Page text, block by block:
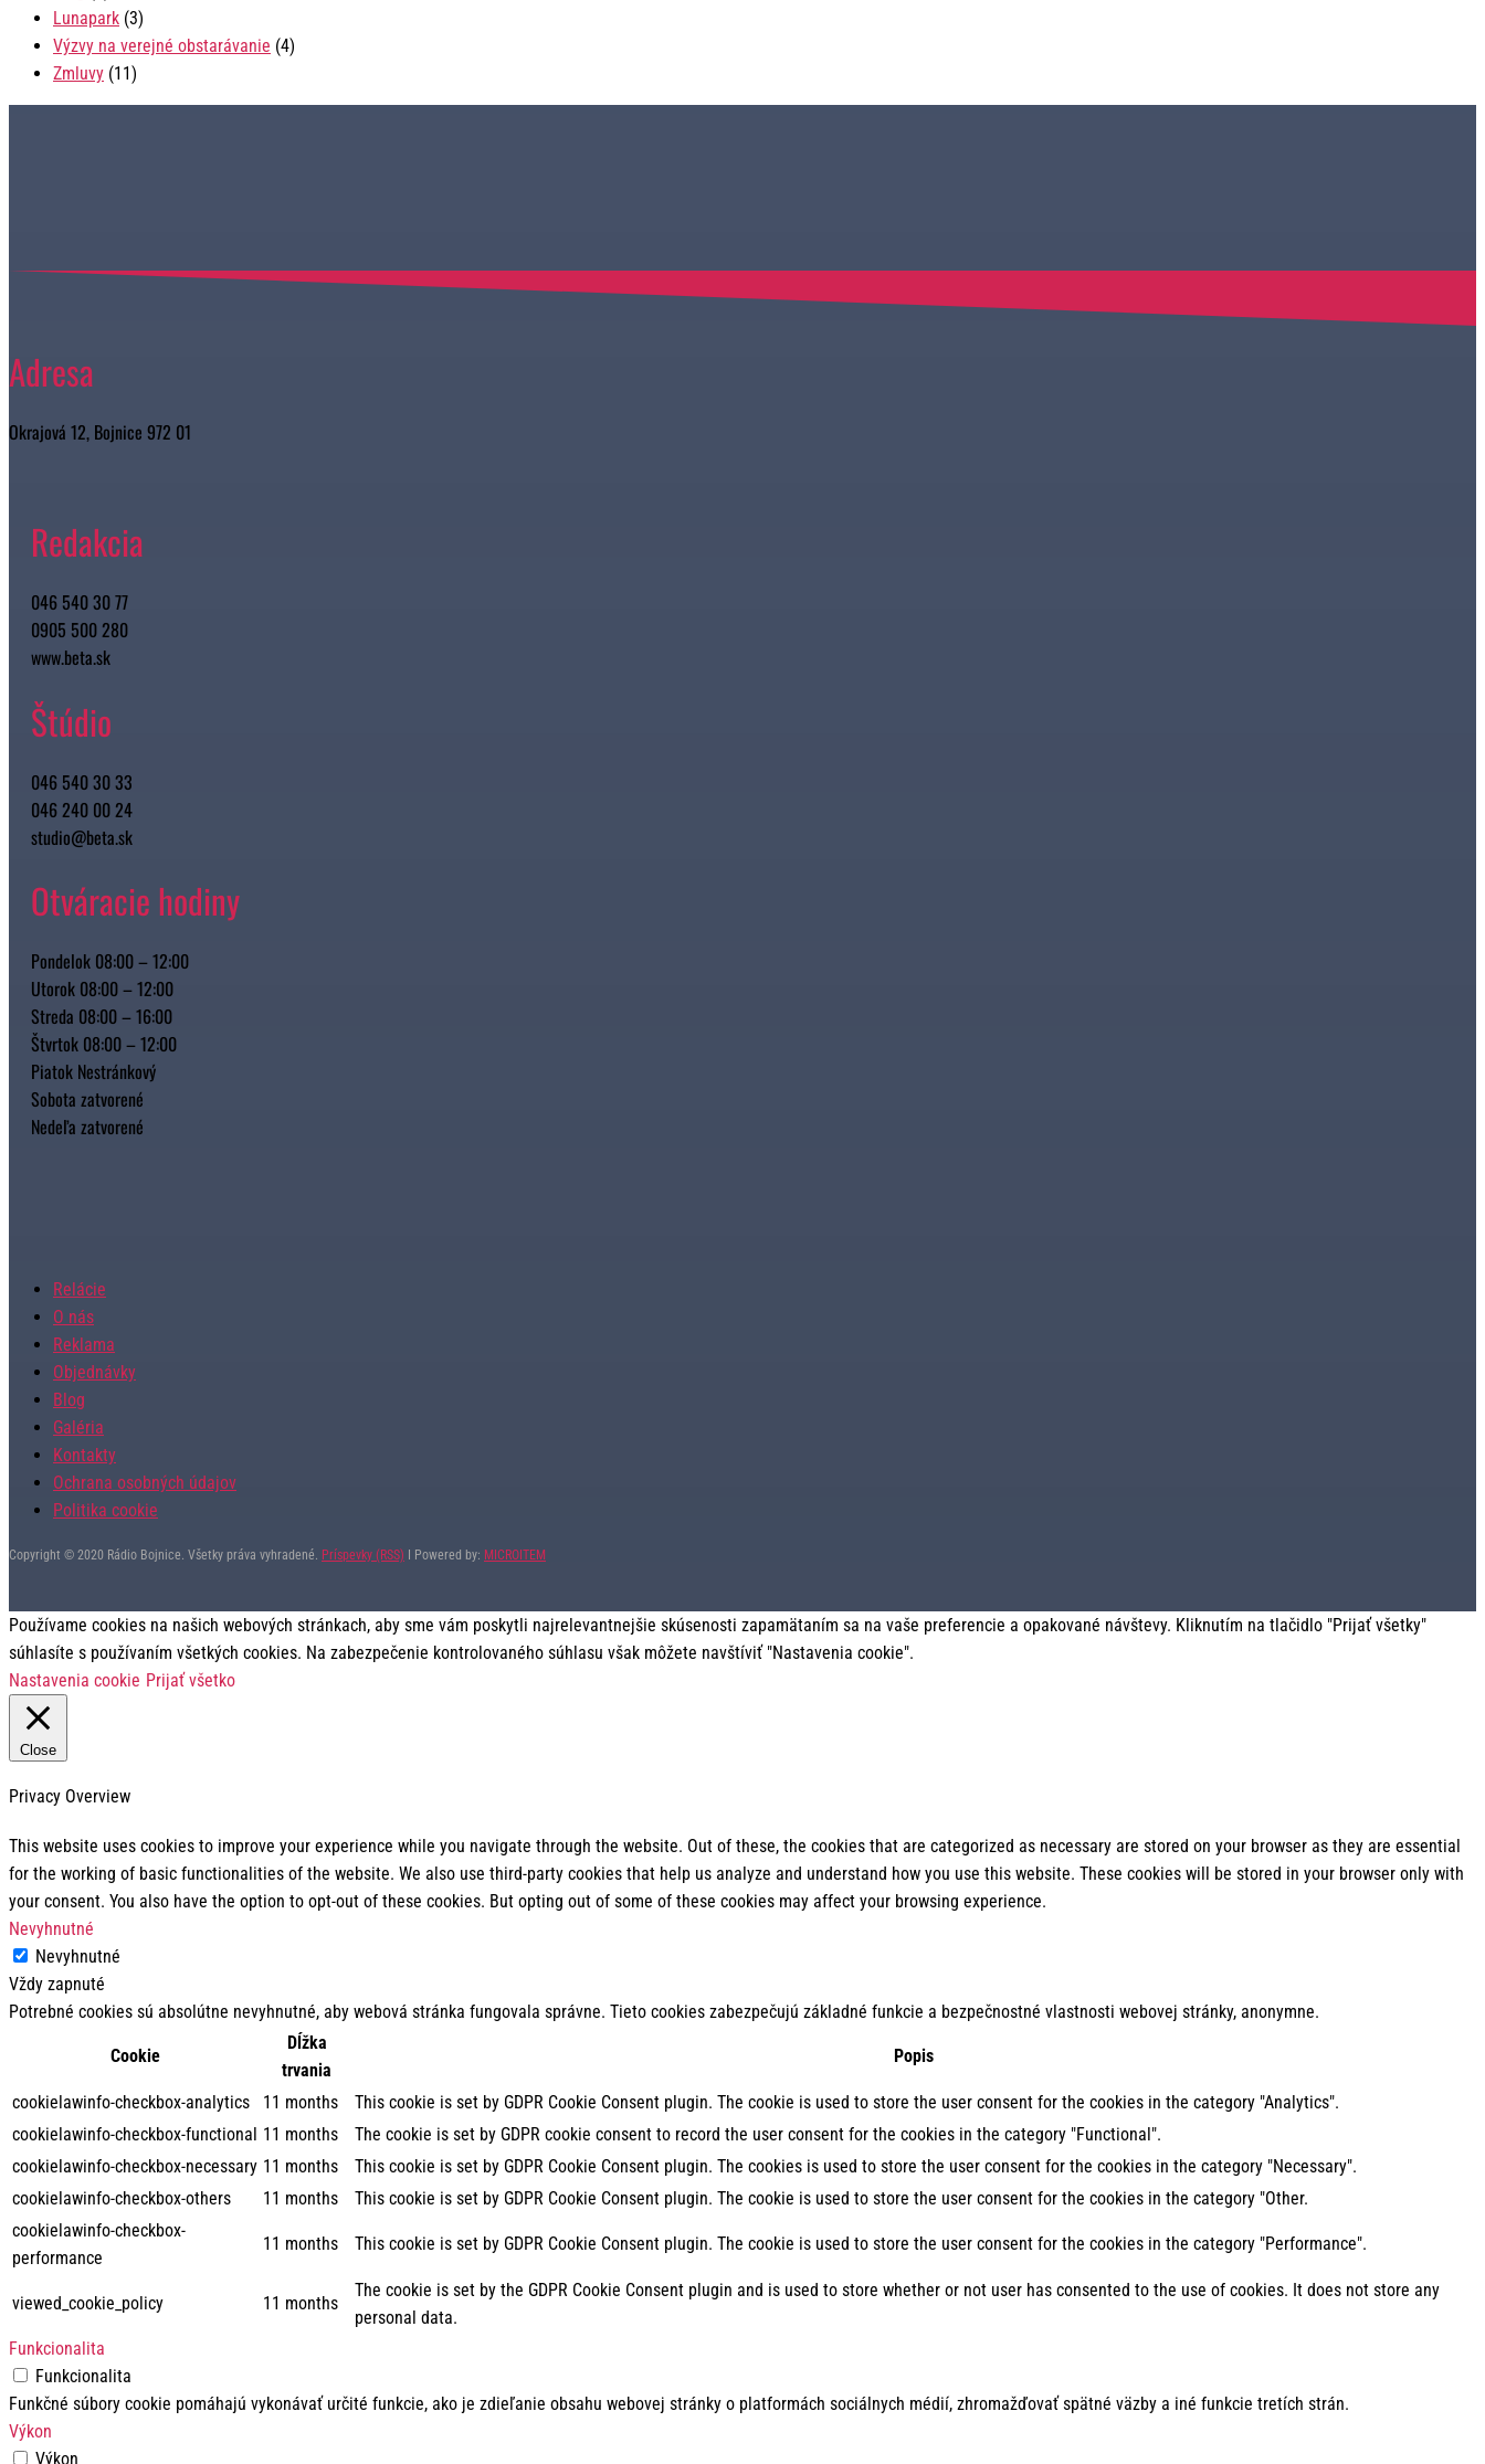
Lunapark (3)
Výzvy na verejné obstarávanie (4)
Zmluvy (11)
Adresa
Okrajová 12, Bojnice 972 01
Redakcia
046 540 30 77
0905 500 280
www.beta.sk
Štúdio
046 540 30 33
046 240 00 24
studio@beta.sk
Otváracie hodiny
Pondelok 08:00 – 12:00
Utorok 08:00 – 12:00
Streda 08:00 – 16:00
Štvrtok 08:00 – 12:00
Piatok Nestránkový
Sobota zatvorené
Nedeľa zatvorené
Relácie
O nás
Reklama
Objednávky
Blog
Galéria
Kontakty
Ochrana osobných údajov
Politika cookie
Copyright © 2020 Rádio Bojnice. Všetky práva vyhradené. Príspevky (RSS) I Powered by: MICROITEM
Používame cookies na našich webových stránkach, aby sme vám poskytli najrelevantnejšie skúsenosti zapamätaním sa na vaše preferencie a opakované návštevy. Kliknutím na tlačidlo "Prijať všetky"
súhlasíte s používaním všetkých cookies. Na zabezpečenie kontrolovaného súhlasu však môžete navštíviť "Nastavenia cookie".
Nastavenia cookie Prijať všetko
Close
Privacy Overview
This website uses cookies to improve your experience while you navigate through the website. Out of these, the cookies that are categorized as necessary are stored on your browser as they are essential
for the working of basic functionalities of the website. We also use third-party cookies that help us analyze and understand how you use this website. These cookies will be stored in your browser only with
your consent. You also have the option to opt-out of these cookies. But opting out of some of these cookies may affect your browsing experience.
Nevyhnutné
Nevyhnutné
Vždy zapnuté
Potrebné cookies sú absolútne nevyhnutné, aby webová stránka fungovala správne. Tieto cookies zabezpečujú základné funkcie a bezpečnostné vlastnosti webovej stránky, anonymne.
Cookie
Dĺžka
trvania
Popis
cookielawinfo-checkbox-analytics 11 months
This cookie is set by GDPR Cookie Consent plugin. The cookie is used to store the user consent for the cookies in the category "Analytics".
cookielawinfo-checkbox-functional 11 months
The cookie is set by GDPR cookie consent to record the user consent for the cookies in the category "Functional".
cookielawinfo-checkbox-necessary 11 months
This cookie is set by GDPR Cookie Consent plugin. The cookies is used to store the user consent for the cookies in the category "Necessary".
cookielawinfo-checkbox-others
11 months
This cookie is set by GDPR Cookie Consent plugin. The cookie is used to store the user consent for the cookies in the category "Other.
cookielawinfo-checkbox-
performance
11 months This cookie is set by GDPR Cookie Consent plugin. The cookie is used to store the user consent for the cookies in the category "Performance".
viewed_cookie_policy 11 months
The cookie is set by the GDPR Cookie Consent plugin and is used to store whether or not user has consented to the use of cookies. It does not store any
personal data.
Funkcionalita
Funkcionalita
Funkčné súbory cookie pomáhajú vykonávať určité funkcie, ako je zdieľanie obsahu webovej stránky o platformách sociálnych médií, zhromažďovať spätné väzby a iné funkcie tretích strán.
Výkon
Výkon